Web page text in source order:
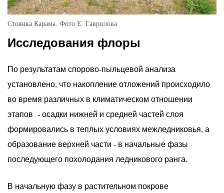
Стоянка Карама. Фото Е. Гаврилова
Исследования флоры
По результатам спорово-пыльцевой анализа
установлено, что накопление отложений происходило
во время различных в климатическом отношении
этапов - осадки нижней и средней частей слоя
формировались в теплых условиях межледниковья, а
образование верхней части - в начальные фазы
последующего похолодания ледникового ранга.
В начальную фазу в растительном покрове